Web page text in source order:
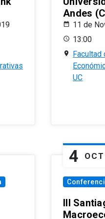
Andes
11 de
13:00
Facultad
UC
4 OCT
III